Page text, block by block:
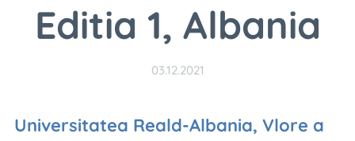
Editia 1, Albania
03.12.2021
Universitatea Reald-Albania, Vlore a